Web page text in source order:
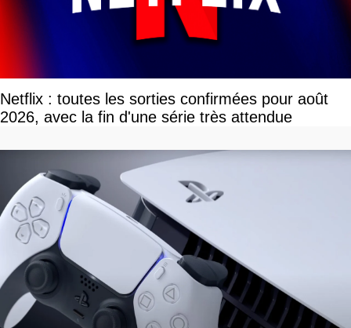
Netflix : toutes les sorties confirmées pour août
2026, avec la fin d'une série très attendue